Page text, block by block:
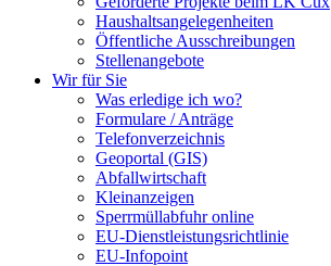
Haushaltsangelegenheiten
Öffentliche Ausschreibungen
Stellenangebote
Wir für Sie
Was erledige ich wo?
Formulare / Anträge
Telefonverzeichnis
Geoportal (GIS)
Abfallwirtschaft
Kleinanzeigen
Sperrmüllabfuhr online
EU-Dienstleistungsrichtlinie
EU-Infopoint